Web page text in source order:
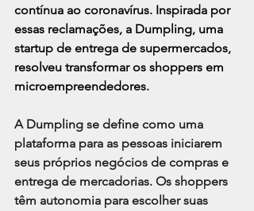
contínua ao coronavírus. Inspirada por
essas reclamações, a Dumpling, uma
startup de entrega de supermercados,
resolveu transformar os shoppers em
microempreendedores.
A Dumpling se define como uma
plataforma para as pessoas iniciarem
seus próprios negócios de compras e
entrega de mercadorias. Os shoppers
têm autonomia para escolher suas